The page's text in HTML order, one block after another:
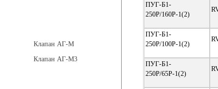
Клапан АГ-М
Клапан АГ-М3
ПУГ-Б1-
250Р/160Р-1(2)
ПУГ-Б1-
250Р/100Р-1(2)
ПУГ-Б1-
250Р/65Р-1(2)